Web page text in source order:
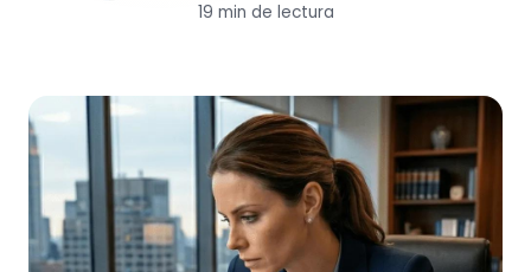
19 min de lectura